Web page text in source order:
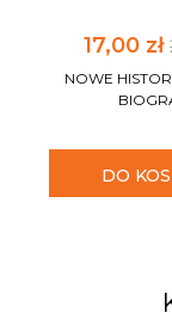
17,00 zł
NOWE
DO